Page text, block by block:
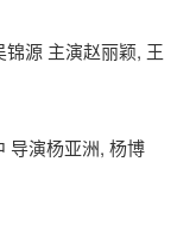
锦源 主演赵丽颖, 王
导演杨亚洲, 杨博